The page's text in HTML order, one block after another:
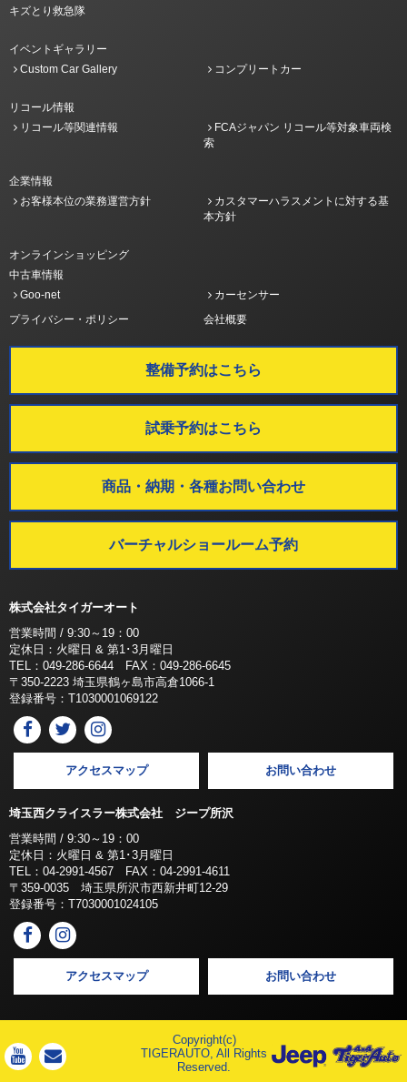
キズとり救急隊
イベントギャラリー
Custom Car Gallery
コンプリートカー
リコール情報
リコール等関連情報
FCAジャパン リコール等対象車両検
索
企業情報
お客様本位の業務運営方針
カスタマーハラスメントに対する基
本方針
オンラインショッピング
中古車情報
Goo-net
カーセンサー
プライバシー・ポリシー
会社概要
整備予約はこちら
試乗予約はこちら
商品・納期・各種お問い合わせ
バーチャルショールーム予約
株式会社タイガーオート
営業時間 / 9:30～19：00
定休日：火曜日 & 第1･3月曜日
TEL：049-286-6644 FAX：049-286-6645
〒350-2223 埼玉県鶴ヶ島市高倉1066-1
登録番号：T1030001069122
アクセスマップ お問い合わせ
埼玉西クライスラー株式会社 ジープ所沢
営業時間 / 9:30～19：00
定休日：火曜日 & 第1･3月曜日
TEL：04-2991-4567 FAX：04-2991-4611
〒359-0035 埼玉県所沢市西新井町12-29
登録番号：T7030001024105
アクセスマップ お問い合わせ
Copyright(c)
TIGERAUTO, All Rights
Reserved.